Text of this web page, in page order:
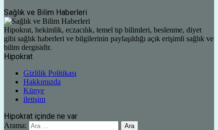
Sağlık ve Bilim Haberleri
Hipokrat, hekimlik, eczacılık, temel tıp bilimleri, beslenme, diyet
gibi sağlık haberleri ve bilgilerinin paylaşıldığı açık erişimli sağlık ve
bilim dergisidir.
Hipokrat
Gizlilik Politikası
Hakkımızda
Künye
iletişim
Hipokrat içinde ne var
Arama: